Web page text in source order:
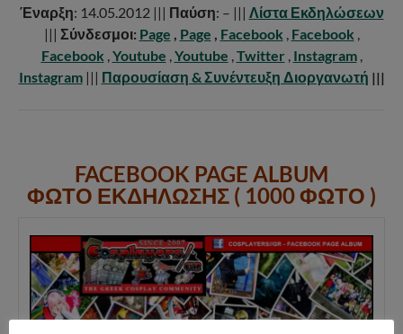
Έναρξη: 14.05.2012 ||| Παύση: – ||| Λίστα Εκδηλώσεων
||| Σύνδεσμοι: Page , Page , Facebook , Facebook ,
Facebook ,Youtube ,Youtube ,Twitter , Instagram,
Instagram||| Παρουσίαση & Συνέντευξη Διοργανωτή |||
FACEBOOK PAGE ALBUM
ΦΩΤΟ ΕΚΔΗΛΩΣΗΣ ( 1000 ΦΩΤΟ )